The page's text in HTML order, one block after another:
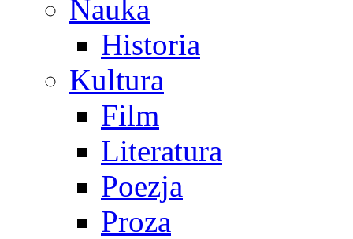
Nauka
Historia
Kultura
Film
Literatura
Poezja
Proza